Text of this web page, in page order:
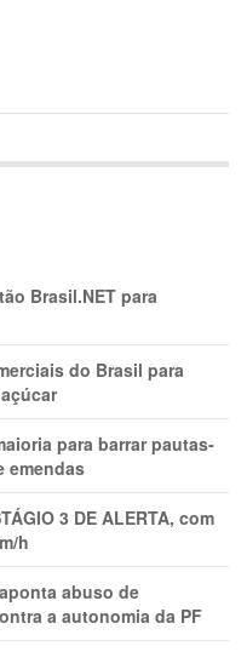
Brasil.NET para
do Brasil para
para barrar pautas-
emendas
3 DE ALERTA, com
h
abuso de
a autonomia da PF